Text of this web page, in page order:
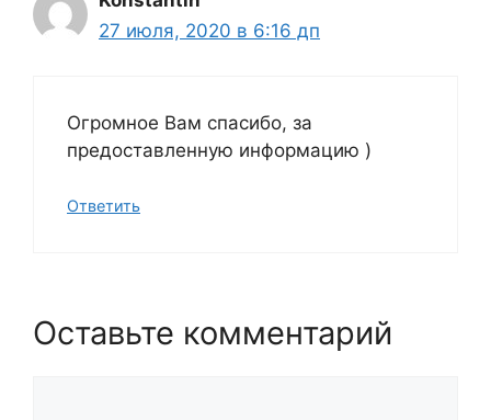
27 июля, 2020 в 6:16 дп
Огромное Вам спасибо, за
предоставленную информацию )
Ответить
Оставьте комментарий